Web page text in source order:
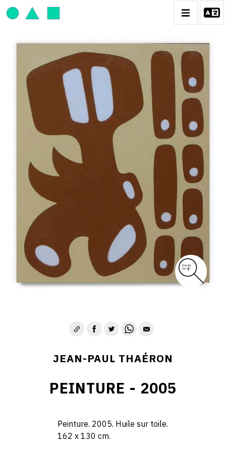
JEAN-PAUL THAÉRON
BIOGRAPHIE
CATALOGUE DES OEUVRES
OBJET / SIGNE
PEINTURE
SCULPTURE
CONTACT
JEAN-PAUL THAÉRON
PEINTURE - 2005
Peinture. 2005. Huile sur toile.
162 x 130 cm.